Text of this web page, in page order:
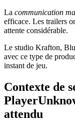
La communication
efficace. Les trailers
attente considérable.
Le studio Krafton,
avec ce type de
instant de jeu.
Contexte de
attendu